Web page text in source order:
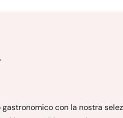
gastronomico con la nostra